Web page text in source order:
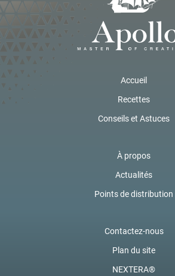
Accueil
Recettes
Conseils et Astuces
À propos
Actualités
Points de distribution
Contactez-nous
Plan du site
NEXTERA®